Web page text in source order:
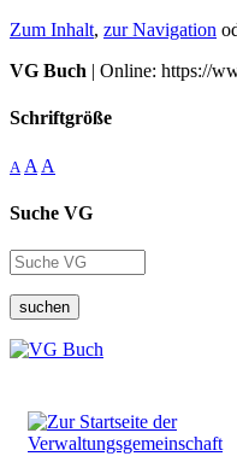
Zum Inhalt, zur Navigation
VG Buch | Online: https://
Schriftgröße
A A A
Suche VG
suchen